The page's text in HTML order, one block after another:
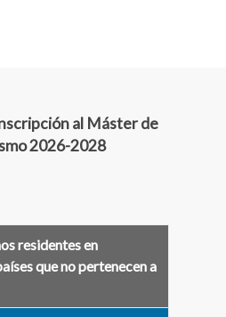
al Máster de
2026-2028
residentes en
que no pertenecen a